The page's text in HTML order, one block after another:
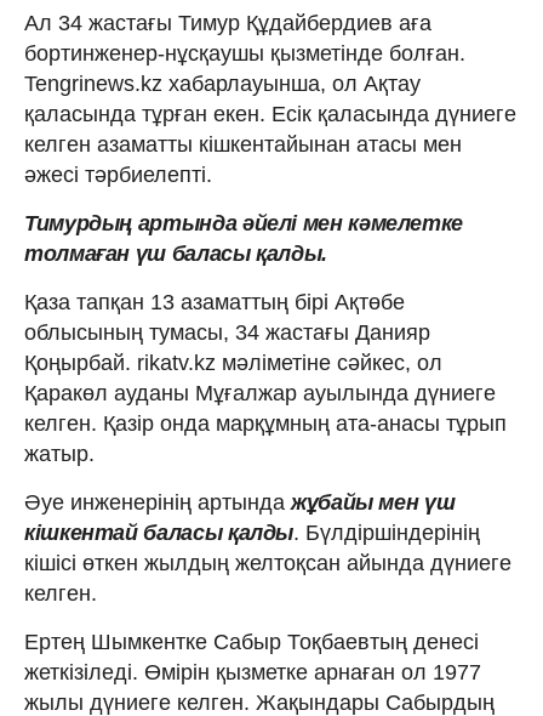
Ал 34 жастағы Тимур Құдайбердиев аға
бортинженер-нұсқаушы қызметінде болған.
Tengrinews.kz хабарлауынша, ол Ақтау
қаласында тұрған екен. Есік қаласында дүниеге
келген азаматты кішкентайынан атасы мен
әжесі тәрбиелепті.
Тимурдың артында әйелі мен кәмелетке
толмаған үш баласы қалды.
Қаза тапқан 13 азаматтың бірі Ақтөбе
облысының тумасы, 34 жастағы Данияр
Қоңырбай. rikatv.kz мәліметіне сәйкес, ол
Қаракөл ауданы Мұғалжар ауылында дүниеге
келген. Қазір онда марқұмның ата-анасы тұрып
жатыр.
Әуе инженерінің артында жұбайы мен үш
кішкентай баласы қалды. Бүлдіршіндерінің
кішісі өткен жылдың желтоқсан айында дүниеге
келген.
Ертең Шымкентке Сабыр Тоқбаевтың денесі
жеткізіледі. Өмірін қызметке арнаған ол 1977
жылы дүниеге келген. Жақындары Сабырдың